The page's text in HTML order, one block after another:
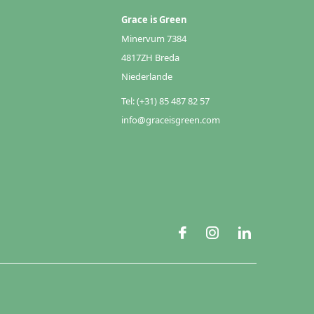
Grace is Green
Minervum 7384
4817ZH Breda
Niederlande
Tel: (+31) 85 487 82 57
info@graceisgreen.com